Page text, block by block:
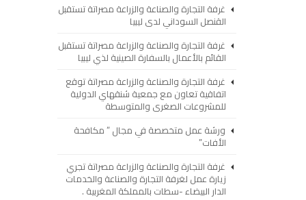
غرفة التجارة والصناعة والزراعة مصراتة تستقبل
القنصل السوداني لدى ليبيا
غرفة التجارة والصناعة والزراعة مصراتة تستقبل
القائم بالأعمال بالسفارة الصينية لذي ليبيا
غرفة التجارة والصناعة والزراعة مصراتة توقع
اتفاقية تعاون مع جمعية شنقهاي الدولية
للمشروعات الصغرى والمتوسطة
ورشة عمل متخصصة في مجال ” مكافحة
الأفات”
غرفة التجارة والصناعة والزراعة مصراتة تجري
زيارة عمل لغرفة التجارة والصناعة والخدمات
الدار البيضاء -سطات بالمملكة المغربية .